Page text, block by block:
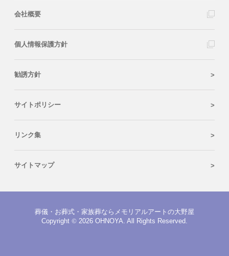
会社概要
個人情報保護方針
勧誘方針
サイトポリシー
リンク集
サイトマップ
葬儀・お葬式・家族葬ならメモリアルアートの大野屋
Copyright © 2026 OHNOYA. All Rights Reserved.